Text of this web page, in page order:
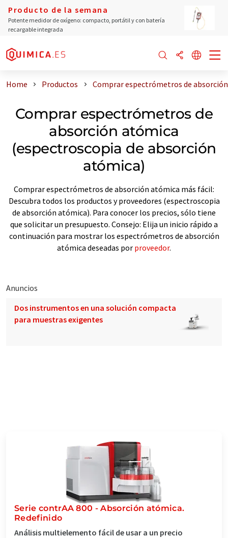
Producto de la semana
Potente medidor de oxígeno: compacto, portátil y con batería
recargable integrada
Home Productos Comprar espectrómetros de
Comprar espectrómetros de
absorción atómica
(espectroscopia de absorción
atómica)
Comprar espectrómetros de absorción atómica más fácil:
Descubra todos los productos y proveedores (espectroscopia
de absorción atómica). Para conocer los precios, sólo tiene
que solicitar un presupuesto. Consejo: Elija un inicio rápido a
continuación para mostrar los espectrómetros de absorción
atómica deseadas por proveedor.
Anuncios
Dos instrumentos en una solución compacta
para muestras exigentes
Serie contrAA 800 - Absorción atómica.
Redefinido
Análisis multielemento fácil de usar a un precio